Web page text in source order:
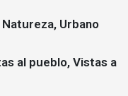
Urbano